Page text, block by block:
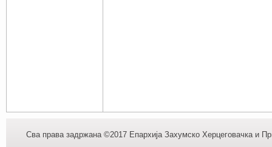
Сва права задржана ©2017 Епархија Захумско Херцеговачка и